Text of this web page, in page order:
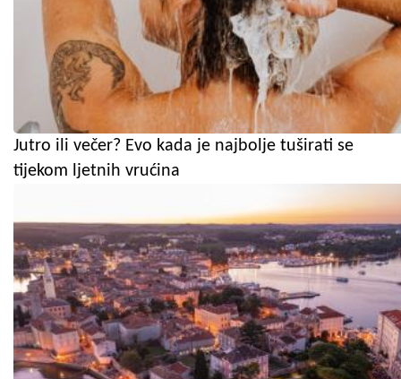
Jutro ili večer? Evo kada je najbolje tuširati se
tijekom ljetnih vrućina